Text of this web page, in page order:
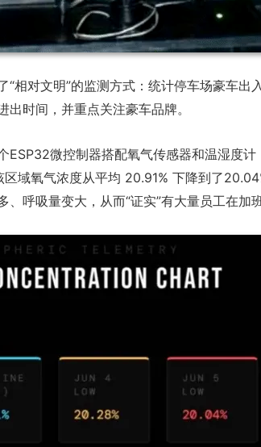
“相对文明”的监测方式：统计停车场豪车出
出时间，并重点关注豪车品牌。
ESP32微控制器搭配氧气传感器和温湿度
域氧气浓度从平均 20.91% 下降到了
、呼吸量变大，从而“证实”有大量员工在加